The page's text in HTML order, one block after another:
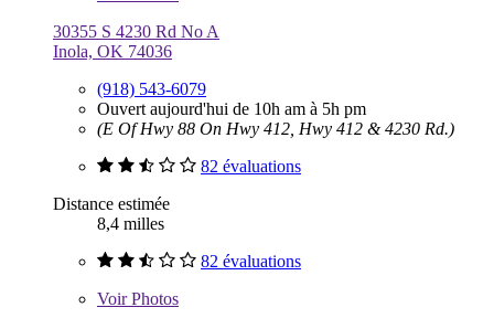
30355 S 4230 Rd No A
Inola, OK 74036
(918) 543-6079
Ouvert aujourd'hui de 10h am à 5h pm
(E Of Hwy 88 On Hwy 412, Hwy 412 & 4230 Rd.)
82 évaluations
Distance estimée
8,4 milles
82 évaluations
VoirPhotos